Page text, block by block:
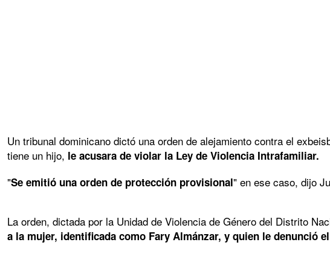
Un tribunal dominicano dictó una orden de alejamiento contra el
tiene un hijo, le acusara de violar la Ley de Violencia Intrafamiliar.
"Se emitió una orden de protección provisional" en ese caso, dijo
La orden, dictada por la Unidad de Violencia de Género del Distrito
a la mujer, identificada como Fary Almánzar, y quien le denunció